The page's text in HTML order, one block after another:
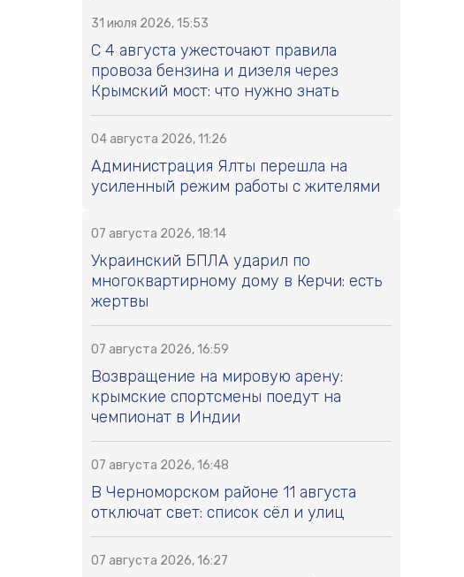
31 июля 2026, 15:53
С 4 августа ужесточают правила
провоза бензина и дизеля через
Крымский мост: что нужно знать
04 августа 2026, 11:26
Администрация Ялты перешла на
усиленный режим работы с жителями
07 августа 2026, 18:14
Украинский БПЛА ударил по
многоквартирному дому в Керчи: есть
жертвы
07 августа 2026, 16:59
Возвращение на мировую арену:
крымские спортсмены поедут на
чемпионат в Индии
07 августа 2026, 16:48
В Черноморском районе 11 августа
отключат свет: список сёл и улиц
07 августа 2026, 16:27